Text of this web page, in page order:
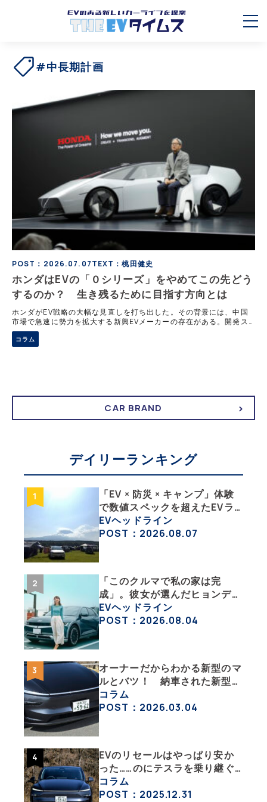
#中長期計画
POST：2026.07.07TEXT：桃田健史
ホンダはEVの「０シリーズ」をやめてこの先どう
するのか？ 生き残るために目指す方向とは
ホンダがEV戦略の大幅な見直しを打ち出した。その背景には、中国
市場で急速に勢力を拡大する新興EVメーカーの存在がある。開発ス
ピードやソフトウェア競争で後れを認めたホンダは、AIを活用した開
発改革と、中国市場に最適化した商品戦略へ舵を切る。今回の方針転
換から、世界の自動車業界が直面する課題を読み解く。
コラム
CAR BRAND
デイリーランキング
「EV × 防災 × キャンプ」体験
で数値スペックを超えたEVラ
イフの豊かさを実感【 EV
SUMMER CAMP 2026 】
EVヘッドライン
POST：2026.08.07
「このクルマで私の家は完
成」。彼女が選んだヒョンデ
「IONIQ 5」の「エネルギーハ
ック」な生活【ななみんEVレ
EVヘッドライン
POST：2026.08.04
オーナーだからわかる新型のマ
ルとバツ！ 納車された新型を
旧型モデルＹと細部まで比べて
みた【テスラ沼にはまった大学
コラム
POST：2026.03.04
EVのリセールはやっぱり安か
った……のにテスラを乗り継ぐ
ってどういうこと？ 【テスラ
沼にはまった大学教授のEV生
コラム
POST：2025.12.31